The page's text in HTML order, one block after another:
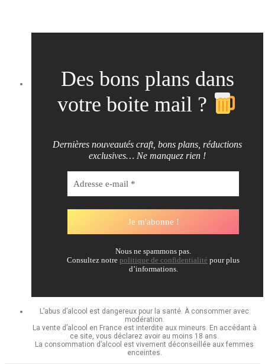
Des bons plans dans
votre boite mail ?
Dernières nouveautés craft, bons plans, réductions
exclusives… Ne manquez rien !
Nous ne spammons pas.
Consultez notre politique de confidentialité pour plus
d’informations.
L’abus d’alcool est dangereux pour la santé. À consommer avec
modération.
La vente d’alcool en France est interdite aux mineurs. En accédant à
ce site, vous déclarez avoir au moins 18 ans.
La consommation d’alcool est vivement déconseillée aux femmes
enceintes.